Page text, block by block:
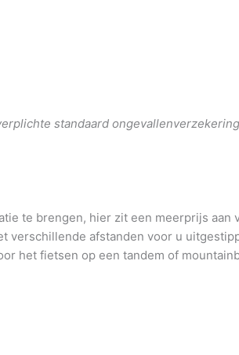
standaard
te brengen, hier zit een meerprijs aan
verschillende afstanden voor u
het fietsen op een tandem of